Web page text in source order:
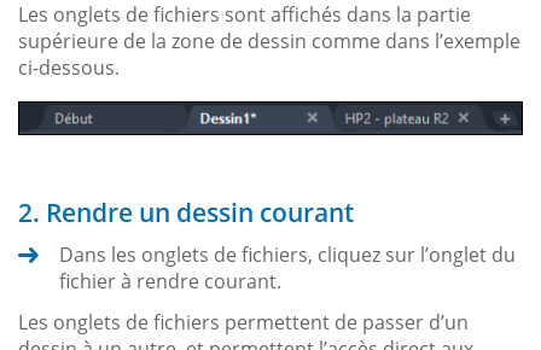
Les onglets de fichiers sont affichés dans la partie
supérieure de la zone de dessin comme dans l’exemple
ci-dessous.
2. Rendre un dessin courant
Dans les onglets de fichiers, cliquez sur l’onglet du
fichier à rendre courant.
Les onglets de fichiers permettent de passer d’un